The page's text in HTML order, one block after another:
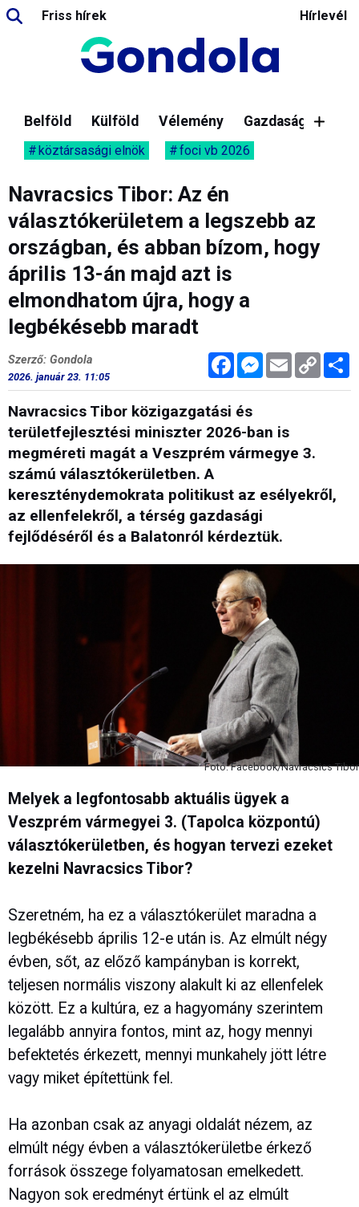
Friss hírek Hírlevél
Belföld Külföld Vélemény Gazdaság
köztársasági elnök foci vb 2026
Navracsics Tibor: Az én
választókerületem a legszebb az
országban, és abban bízom, hogy
április 13-án majd azt is
elmondhatom újra, hogy a
legbékésebb maradt
FacebookMessenger
Email Copy
Link
Szerző: Gondola
2026. január 23. 11:05
Navracsics Tibor közigazgatási és
területfejlesztési miniszter 2026-ban is
megméreti magát a Veszprém vármegye 3.
számú választókerületben. A
kereszténydemokrata politikust az esélyekről,
az ellenfelekről, a térség gazdasági
fejlődéséről és a Balatonról kérdeztük.
Fotó: Facebook/Navracsics Tibor
Melyek a legfontosabb aktuális ügyek a
Veszprém vármegyei 3. (Tapolca központú)
választókerületben, és hogyan tervezi ezeket
kezelni Navracsics Tibor?
Szeretném, ha ez a választókerület maradna a
legbékésebb április 12-e után is. Az elmúlt négy
évben, sőt, az előző kampányban is korrekt,
teljesen normális viszony alakult ki az ellenfelek
között. Ez a kultúra, ez a hagyomány szerintem
legalább annyira fontos, mint az, hogy mennyi
befektetés érkezett, mennyi munkahely jött létre
vagy miket építettünk fel.
Ha azonban csak az anyagi oldalát nézem, az
elmúlt négy évben a választókerületbe érkező
források összege folyamatosan emelkedett.
Nagyon sok eredményt értünk el az elmúlt